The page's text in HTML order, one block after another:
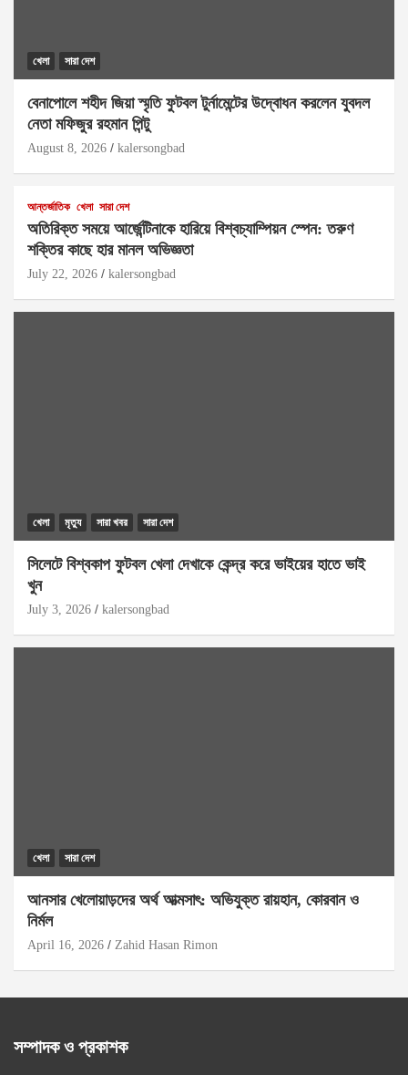
খেলা সারা দেশ
বেনাপোলে শহীদ জিয়া স্মৃতি ফুটবল টুর্নামেন্টের উদ্বোধন করলেন যুবদল
নেতা মফিজুর রহমান পিন্টু
August 8, 2026 kalersongbad
আন্তর্জাতিক খেলা সারা দেশ
অতিরিক্ত সময়ে আর্জেন্টিনাকে হারিয়ে বিশ্বচ্যাম্পিয়ন স্পেন: তরুণ
শক্তির কাছে হার মানল অভিজ্ঞতা
July 22, 2026 kalersongbad
খেলা মৃত্যু সারা খবর সারা দেশ
সিলেটে বিশ্বকাপ ফুটবল খেলা দেখাকে কেন্দ্র করে ভাইয়ের হাতে ভাই
খুন
July 3, 2026 kalersongbad
খেলা সারা দেশ
আনসার খেলোয়াড়দের অর্থ আত্মসাৎ: অভিযুক্ত রায়হান, কোরবান ও
নির্মল
April 16, 2026 Zahid Hasan Rimon
সম্পাদক ও প্রকাশক